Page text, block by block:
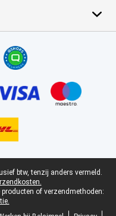
btw, tenzij anders vermeld.
of verzendmethoden: